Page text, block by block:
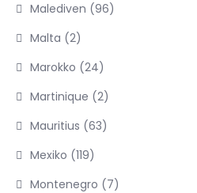
Malediven (96)
Malta (2)
Marokko (24)
Martinique (2)
Mauritius (63)
Mexiko (119)
Montenegro (7)